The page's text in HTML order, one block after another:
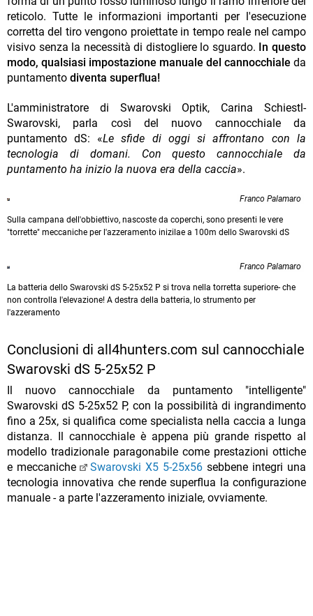
reticolo. Tutte le informazioni importanti per l'esecuzione
corretta del tiro vengono proiettate in tempo reale nel campo
visivo senza la necessità di distogliere lo sguardo. In questo
modo, qualsiasi impostazione manuale del cannocchiale da
puntamento diventa superflua!
L'amministratore di Swarovski Optik, Carina Schiestl-
Swarovski, parla così del nuovo cannocchiale da
puntamento dS: «Le sfide di oggi si affrontano con la
tecnologia di domani. Con questo cannocchiale da
puntamento ha inizio la nuova era della caccia».
Franco Palamaro
Sulla campana dell'obbiettivo, nascoste da coperchi, sono presenti le vere
"torrette" meccaniche per l'azzeramento inizilae a 100m dello Swarovski dS
Franco Palamaro
La batteria dello Swarovski dS 5-25x52 P si trova nella torretta superiore- che
non controlla l'elevazione! A destra della batteria, lo strumento per
l'azzeramento
Conclusioni di all4hunters.com sul cannocchiale
Swarovski dS 5-25x52 P
Il nuovo cannocchiale da puntamento "intelligente"
Swarovski dS 5-25x52 P, con la possibilità di ingrandimento
fino a 25x, si qualifica come specialista nella caccia a lunga
distanza. Il cannocchiale è appena più grande rispetto al
modello tradizionale paragonabile come prestazioni ottiche
e meccaniche
Swarovski X5 5-25x56sebbene integri una
tecnologia innovativa che rende superflua la configurazione
manuale - a parte l'azzeramento iniziale, ovviamente.